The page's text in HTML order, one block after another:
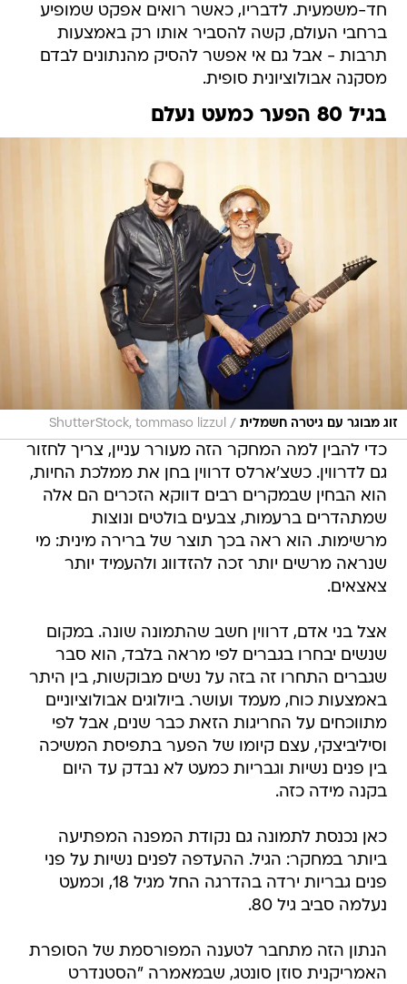
חד-משמעית. לדבריו, כאשר רואים אפקט שמופיע
ברחבי העולם, קשה להסביר אותו רק באמצעות
תרבות - אבל גם אי אפשר להסיק מהנתונים לבדם
מסקנה אבולוציונית סופית.
בגיל 80 הפער כמעט נעלם
זוג מבוגר עם גיטרה חשמלית /
ShutterStock, tommaso lizzul
כדי להבין למה המחקר הזה מעורר עניין, צריך לחזור
גם לדרווין. כשצ'ארלס דרווין בחן את ממלכת החיות,
הוא הבחין שבמקרים רבים דווקא הזכרים הם אלה
שמתהדרים ברעמות, צבעים בולטים ונוצות
מרשימות. הוא ראה בכך תוצר של ברירה מינית: מי
שנראה מרשים יותר זכה להזדווג ולהעמיד יותר
צאצאים.
אצל בני אדם, דרווין חשב שהתמונה שונה. במקום
שנשים יבחרו בגברים לפי מראה בלבד, הוא סבר
שגברים התחרו זה בזה על נשים מבוקשות, בין היתר
באמצעות כוח, מעמד ועושר. ביולוגים אבולוציוניים
מתווכחים על החריגות הזאת כבר שנים, אבל לפי
וסיליביצקי, עצם קיומו של הפער בתפיסת המשיכה
בין פנים נשיות וגבריות כמעט לא נבדק עד היום
בקנה מידה כזה.
כאן נכנסת לתמונה גם נקודת המפנה המפתיעה
ביותר במחקר: הגיל. ההעדפה לפנים נשיות על פני
פנים גבריות ירדה בהדרגה החל מגיל 18, וכמעט
נעלמה סביב גיל 80.
הנתון הזה מתחבר לטענה המפורסמת של הסופרת
האמריקנית סוזן סונטג, שבמאמרה "הסטנדרט